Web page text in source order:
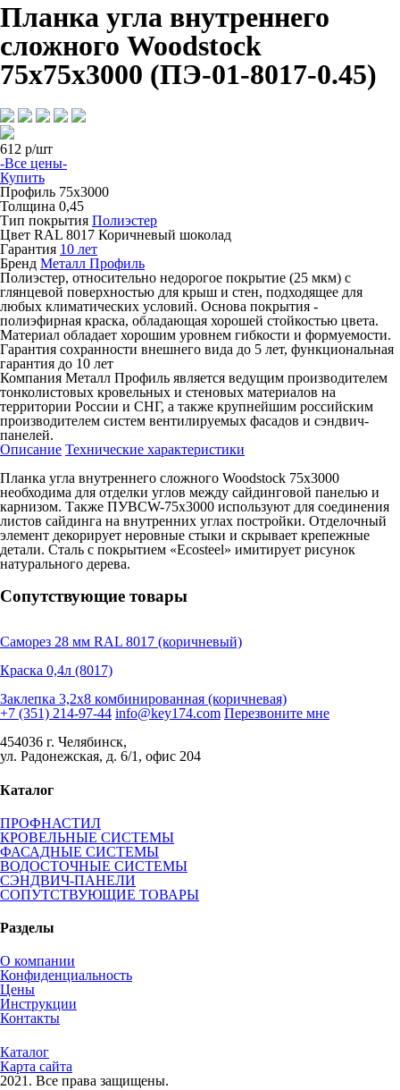
Планка угла внутреннего
сложного Woodstock
75х75х3000 (ПЭ-01-8017-0.45)
612 р/шт
-Все цены-
Купить
Профиль 75х3000
Толщина 0,45
Тип покрытия Полиэстер
Цвет RAL 8017 Коричневый шоколад
Гарантия 10 лет
Бренд Металл Профиль
Полиэстер, относительно недорогое покрытие (25 мкм) с
глянцевой поверхностью для крыш и стен, подходящее для
любых климатических условий. Основа покрытия -
полиэфирная краска, обладающая хорошей стойкостью цвета.
Материал обладает хорошим уровнем гибкости и формуемости.
Гарантия сохранности внешнего вида до 5 лет, функциональная
гарантия до 10 лет
Компания Металл Профиль является ведущим производителем
тонколистовых кровельных и стеновых материалов на
территории России и СНГ, а также крупнейшим российским
производителем систем вентилируемых фасадов и сэндвич-
панелей.
Описание Технические характеристики
Планка угла внутреннего сложного Woodstock 75х3000
необходима для отделки углов между сайдинговой панелью и
карнизом. Также ПУВСW-75х3000 используют для соединения
листов сайдинга на внутренних углах постройки. Отделочный
элемент декорирует неровные стыки и скрывает крепежные
детали. Сталь с покрытием «Ecosteel» имитирует рисунок
натурального дерева.
Сопутствующие товары
Саморез 28 мм RAL 8017 (коричневый)
Краска 0,4л (8017)
Заклепка 3,2х8 комбинированная (коричневая)
+7 (351) 214-97-44 info@key174.com Перезвоните мне
454036 г. Челябинск,
ул. Радонежская, д. 6/1, офис 204
Каталог
ПРОФНАСТИЛ
КРОВЕЛЬНЫЕ СИСТЕМЫ
ФАСАДНЫЕ СИСТЕМЫ
ВОДОСТОЧНЫЕ СИСТЕМЫ
СЭНДВИЧ-ПАНЕЛИ
СОПУТСТВУЮЩИЕ ТОВАРЫ
Разделы
О компании
Конфиденциальность
Цены
Инструкции
Контакты
Каталог
Карта сайта
2021. Все права защищены.